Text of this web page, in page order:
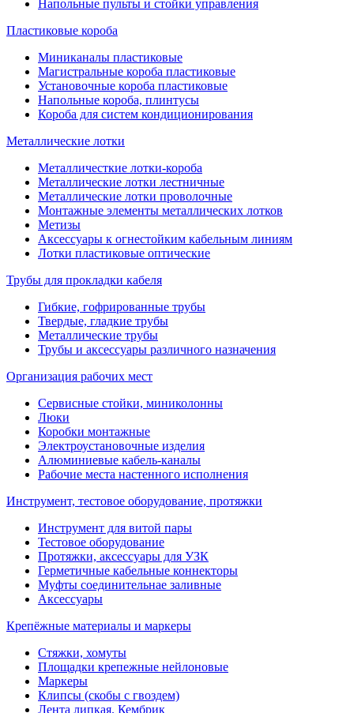
Напольные пульты и стойки управления
Пластиковые короба
Миниканалы пластиковые
Магистральные короба пластиковые
Установочные короба пластиковые
Напольные короба, плинтусы
Короба для систем кондиционирования
Металлические лотки
Металличесткие лотки-короба
Металлические лотки лестничные
Металлические лотки проволочные
Монтажные элементы металлических лотков
Метизы
Аксессуары к огнестойким кабельным линиям
Лотки пластиковые оптические
Трубы для прокладки кабеля
Гибкие, гофрированные трубы
Твердые, гладкие трубы
Металлические трубы
Трубы и аксессуары различного назначения
Организация рабочих мест
Сервисные стойки, миниколонны
Люки
Коробки монтажные
Электроустановочные изделия
Алюминиевые кабель-каналы
Рабочие места настенного исполнения
Инструмент, тестовое оборудование, протяжки
Инструмент для витой пары
Тестовое оборудование
Протяжки, аксессуары для УЗК
Герметичные кабельные коннекторы
Муфты соединительнае заливные
Аксессуары
Крепёжные материалы и маркеры
Стяжки, хомуты
Площадки крепежные нейлоновые
Маркеры
Клипсы (скобы с гвоздем)
Лента липкая. Кембрик